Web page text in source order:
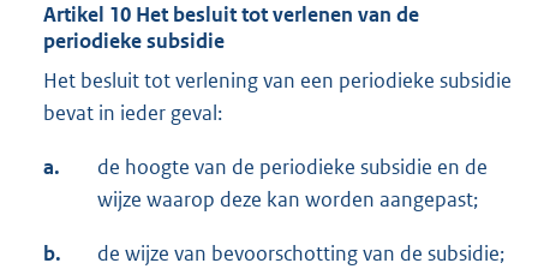
Artikel 10 Het besluit tot verlenen van de
periodieke subsidie
Het besluit tot verlening van een periodieke subsidie
bevat in ieder geval:
a.
de hoogte van de periodieke subsidie en de
wijze waarop deze kan worden aangepast;
b. de wijze van bevoorschotting van de subsidie;